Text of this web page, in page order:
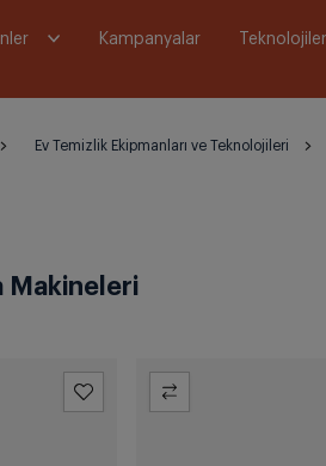
Kampanyalar Teknolojiler
Ev Temizlik Ekipmanları ve Teknolojileri
Makineleri